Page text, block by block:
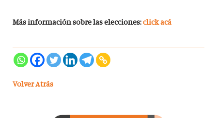
Más información sobre las elecciones:click acá
Volver Atrás